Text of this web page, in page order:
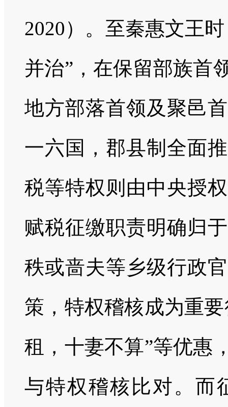
2020）。至秦惠文王
并治”，在保留部族首
地方部落首领及聚邑
一六国，郡县制全面
税等特权则由中央授
赋税征缴职责明确归
秩或啬夫等乡级行政
策，特权稽核成为重
租，十妻不算”等优惠
与特权稽核比对。而